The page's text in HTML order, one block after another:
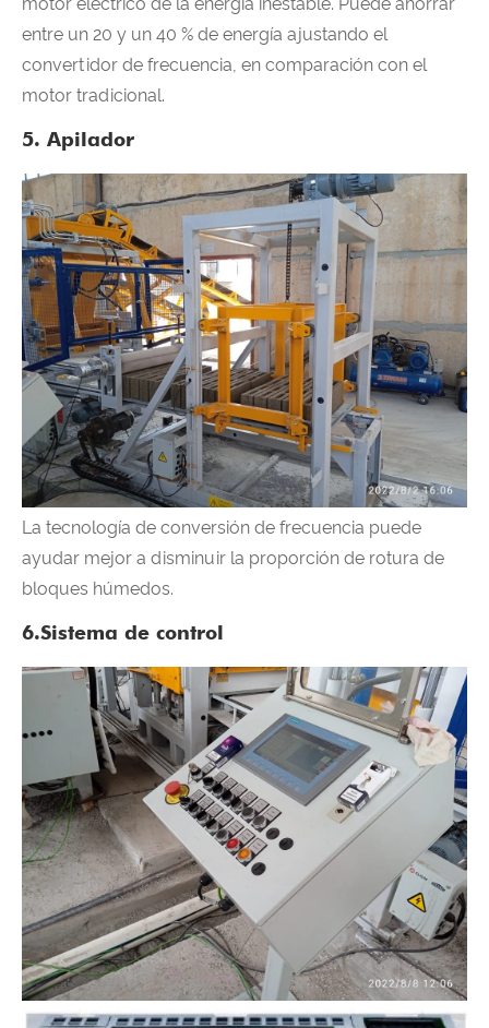
entre un 20 y un 40 % de energía ajustando el
convertidor de frecuencia, en comparación con el
motor tradicional.
5. Apilador
La tecnología de conversión de frecuencia puede
ayudar mejor a disminuir la proporción de rotura de
bloques húmedos.
6.Sistema de control